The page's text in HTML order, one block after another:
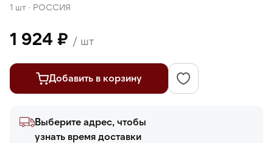
1 шт · РОССИЯ
1 924 ₽ / шт
Добавить в корзину
Выберите адрес, чтобы
узнать время доставки